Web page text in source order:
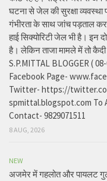
घटना से जेल की सुरक्षा
गंभीरता के साथ जांच पड़ताल
हाई सिक्योरिटी जेल भी है। इन
है। लेकिन ताजा मामले में तो
S.P.MITTAL BLOGGER (
Facebook Page-
Twitter- https://
spmittal.blogspot.com To
Contact- 9829071511
8 AUG, 2026
NEW
अजमेर में गहलोत और पायलट